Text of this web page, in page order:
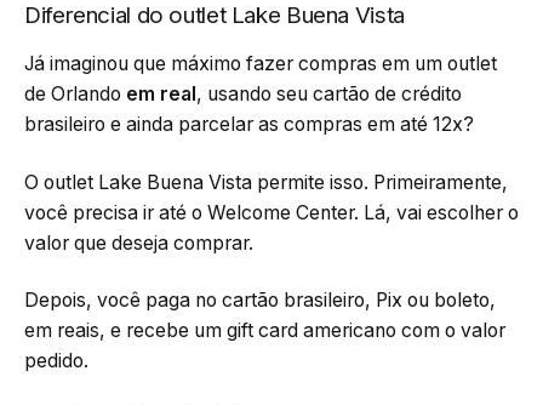
Diferencial do outlet Lake Buena Vista
Já imaginou que máximo fazer compras em um outlet
de Orlando em real , usando seu cartão de crédito
brasileiro e ainda parcelar as compras em até 12x?
O outlet Lake Buena Vista permite isso. Primeiramente,
você precisa ir até o Welcome Center. Lá, vai escolher o
valor que deseja comprar.
Depois, você paga no cartão brasileiro, Pix ou boleto,
em reais, e recebe um gift card americano com o valor
pedido.